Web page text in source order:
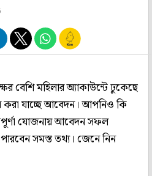
বেশি মহিলার অ্যাকাউন্টে ঢুকেছে
যাচ্ছে আবেদন। আপনিও কি
যোজনায় আবেদন সফল
সমস্ত তথ্য। জেনে নিন